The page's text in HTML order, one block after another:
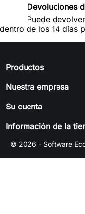
Devoluciones
Puede
dentro de los 14 días
Productos
Nuestra empresa
Su cuenta
Información de la
© 2026 - Software